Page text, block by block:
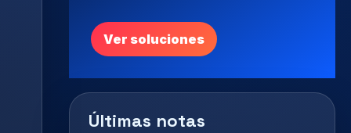
Ver soluciones
Últimas notas